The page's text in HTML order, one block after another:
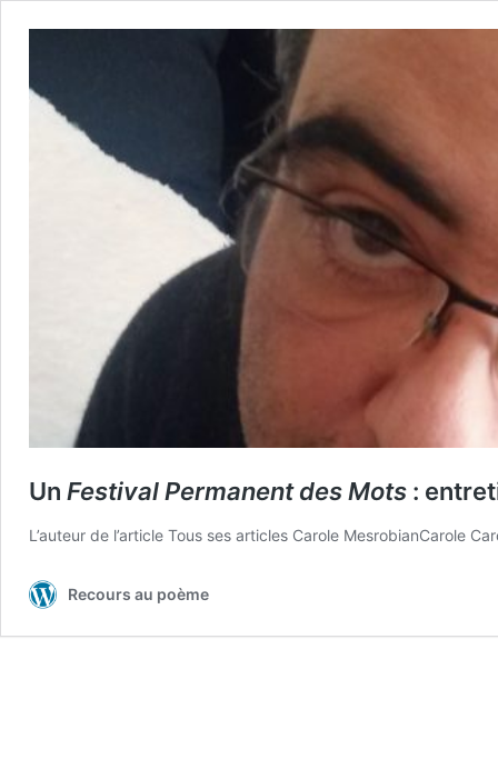
Un Festival Permanent des Mots :
L’au­teur de l’article Tous ses arti­cles Car­ole MesrobianCar­ole
Recours au poème